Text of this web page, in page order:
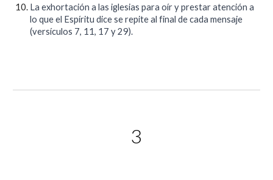
La exhortación a las iglesias para oír y prestar atención a
lo que el Espíritu dice se repite al final de cada mensaje
(versículos 7, 11, 17 y 29).
3